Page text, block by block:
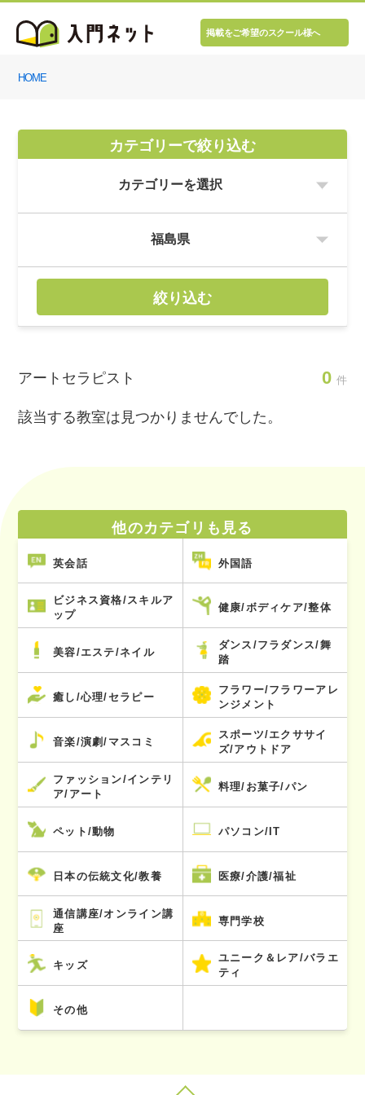
掲載をご希望のスクール様へ
HOME
カテゴリーで絞り込む
絞り込む
アートセラピスト 0 件
該当する教室は見つかりませんでした。
他のカテゴリも見る
英会話 外国語
ビジネス資格/スキルア
ップ
健康/ボディケア/整体
美容/エステ/ネイル
ダンス/フラダンス/舞
踏
癒し/心理/セラピー
フラワー/フラワーアレ
ンジメント
音楽/演劇/マスコミ
スポーツ/エクササイ
ズ/アウトドア
ファッション/インテリ
ア/アート
料理/お菓子/パン
ペット/動物 パソコン/IT
日本の伝統文化/教養 医療/介護/福祉
通信講座/オンライン講
座
専門学校
キッズ
ユニーク＆レア/バラエ
ティ
その他